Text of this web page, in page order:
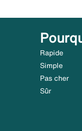
Rapide
Simple
Pas cher
Sûr